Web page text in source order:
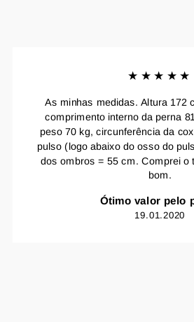
★★★★★
As minhas medidas. Altura 172
comprimento interno da perna
peso 70 kg, circunferência da
pulso (logo abaixo do osso do
dos ombros = 55 cm. Comprei o
bom.
Ótimo valor pelo
19.01.2020